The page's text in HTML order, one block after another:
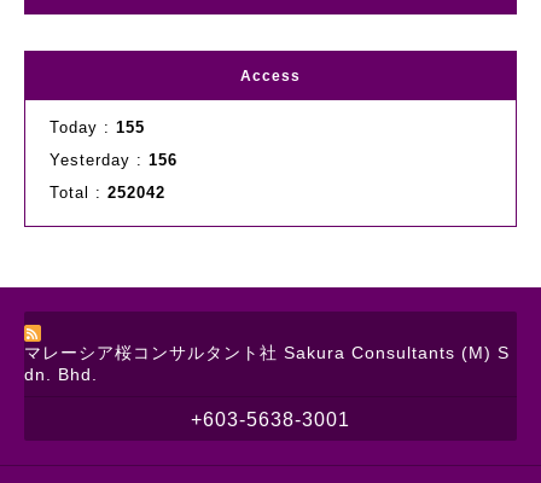
Access
Today : 155
Yesterday : 156
Total : 252042
マレーシア桜コンサルタント社 Sakura Consultants (M) S
dn. Bhd.
+603-5638-3001